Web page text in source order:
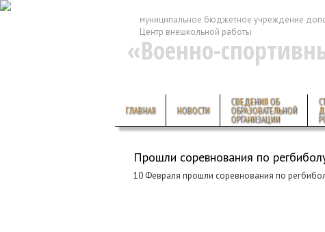
муниципальное бюджетное учреждение
Центр внешкольной работы
«Военно-
ГЛАВНАЯ НОВОСТИ
СВЕДЕНИЯ ОБ
ОБРАЗОВАТЕЛЬНОЙ
ОРГАНИЗАЦИИ
Прошли соревнования по
10 Февраля прошли соревнования по